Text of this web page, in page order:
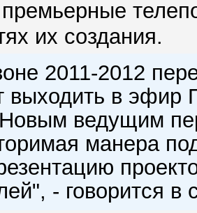
их создания.
2011-2012
выходить в эфир
ведущим
манера
- говорится